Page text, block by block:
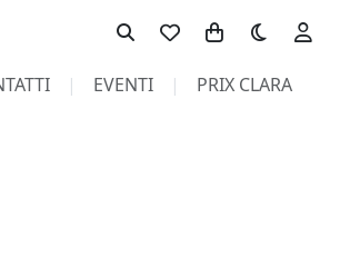
Toggle theme
EVENTI PRIX CLARA